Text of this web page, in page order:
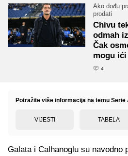
Ako dođu
prodati
Chivu
odmah
Čak
mogu ići
4
Potražite više informacija na temu Serie
VIJESTI TABELA
Galata i Calhanoglu su navodno